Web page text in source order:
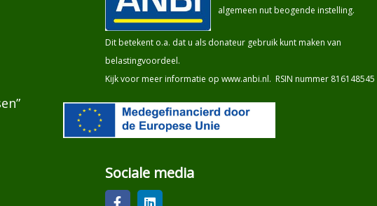
algemeen nut beogende instelling.
Dit betekent o.a. dat u als donateur gebruik kunt maken van
belastingvoordeel.
Kijk voor meer informatie op www.anbi.nl. RSIN nummer 816148545
Sociale media